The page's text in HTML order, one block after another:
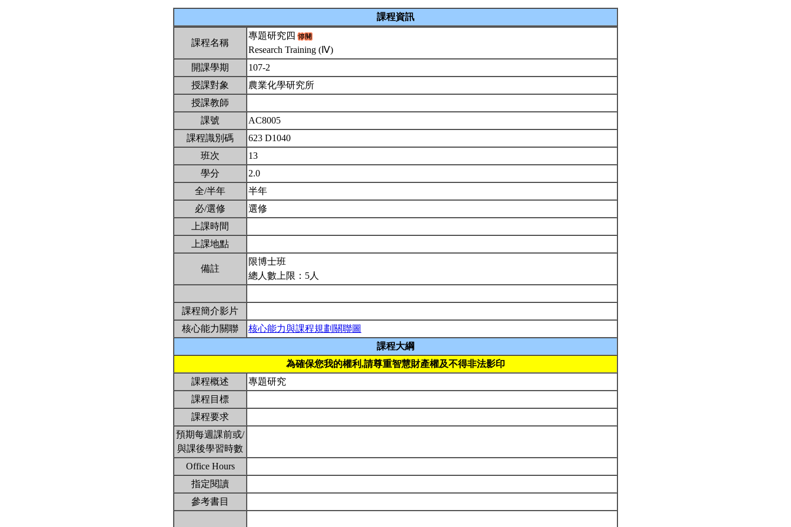
課程資訊
課程名稱
專題研究四
Research Training (Ⅳ)
開課學期
107-2
授課對象
農業化學研究所
授課教師
課號
AC8005
課程識別碼
623 D1040
班次
13
學分
2.0
全/半年
半年
必/選修
選修
上課時間
上課地點
備註
限博士班
總人數上限：5人
課程簡介影片
核心能力關聯
核心能力與課程規劃關聯圖
課程大綱
為確保您我的權利,請尊重智慧財產權及不得非法影印
課程概述
專題研究
課程目標
課程要求
預期每週課前或/
與課後學習時數
Office Hours
指定閱讀
參考書目